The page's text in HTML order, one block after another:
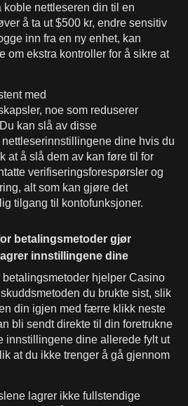
nettleseren din til en
å ta ut $500 kr, endre sensitiv
inn fra en ny enhet, kan
om ekstra kontroller for å sikre at
med
noe som reduserer
kan slå av disse
dine hvis du
at å slå dem av kan føre til for
verifiseringsforespørsler og
alt som kan gjøre det
tilgang til kontofunksjoner.
betalingsmetoder gjør
innstillingene dine
betalingsmetoder hjelper Casino
du brukte sist, slik
din igjen med færre klikk neste
bli sendt direkte til din foretrukne
innstillingene dine allerede fylt ut
at du ikke trenger å gå gjennom
lagrer ikke fullstendige